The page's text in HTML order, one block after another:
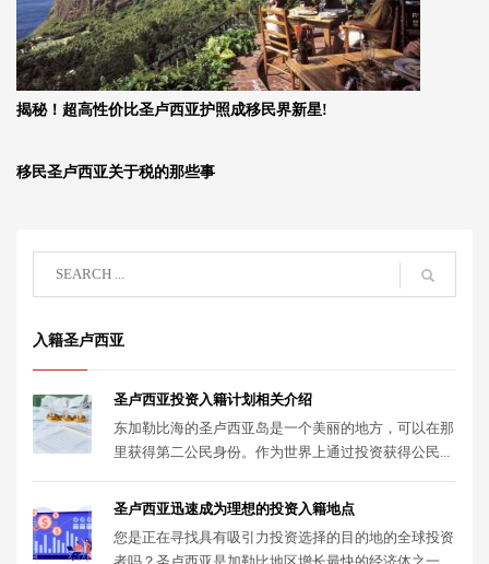
揭秘！超高性价比圣卢西亚护照成移民界新星!
移民圣卢西亚关于税的那些事
入籍圣卢西亚
圣卢西亚投资入籍计划相关介绍
东加勒比海的圣卢西亚岛是一个美丽的地方，可以在那
里获得第二公民身份。作为世界上通过投资获得公民...
圣卢西亚迅速成为理想的投资入籍地点
您是正在寻找具有吸引力投资选择的目的地的全球投资